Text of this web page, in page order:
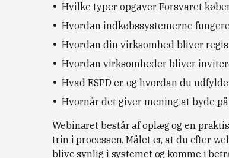
Hvilke typer opgaver Forsvaret
Hvordan indkøbssystemerne
Hvordan din virksomhed bliver
Hvordan virksomheder bliver
Hvad ESPD er, og hvordan du
Hvornår det giver mening at byde
Webinaret består af oplæg og en
trin i processen. Målet er, at du efter
blive synlig i systemet og komme i